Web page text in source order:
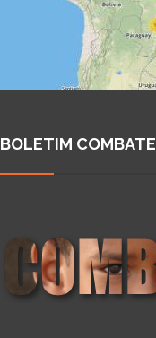
BOLETIM COMBATE